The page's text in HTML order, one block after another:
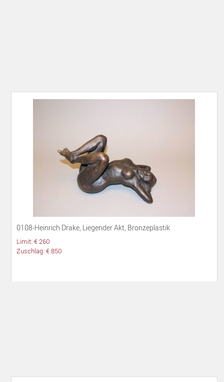
0108-Heinrich Drake, Liegender Akt, Bronzeplastik
Limit: € 260
Zuschlag: € 850